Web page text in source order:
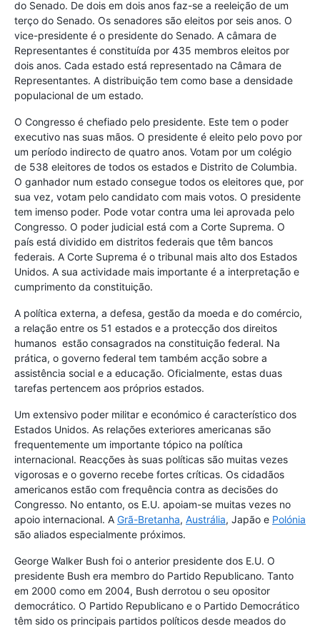
do Senado. De dois em dois anos faz-se a reeleição de um
terço do Senado. Os senadores são eleitos por seis anos. O
vice-presidente é o presidente do Senado. A câmara de
Representantes é constituída por 435 membros eleitos por
dois anos. Cada estado está representado na Câmara de
Representantes. A distribuição tem como base a densidade
populacional de um estado.
O Congresso é chefiado pelo presidente. Este tem o poder
executivo nas suas mãos. O presidente é eleito pelo povo por
um período indirecto de quatro anos. Votam por um colégio
de 538 eleitores de todos os estados e Distrito de Columbia.
O ganhador num estado consegue todos os eleitores que, por
sua vez, votam pelo candidato com mais votos. O presidente
tem imenso poder. Pode votar contra uma lei aprovada pelo
Congresso. O poder judicial está com a Corte Suprema. O
país está dividido em distritos federais que têm bancos
federais. A Corte Suprema é o tribunal mais alto dos Estados
Unidos. A sua actividade mais importante é a interpretação e
cumprimento da constituição.
A política externa, a defesa, gestão da moeda e do comércio,
a relação entre os 51 estados e a protecção dos direitos
humanos estão consagrados na constituição federal. Na
prática, o governo federal tem também acção sobre a
assistência social e a educação. Oficialmente, estas duas
tarefas pertencem aos próprios estados.
Um extensivo poder militar e económico é característico dos
Estados Unidos. As relações exteriores americanas são
frequentemente um importante tópico na política
internacional. Reacções às suas políticas são muitas vezes
vigorosas e o governo recebe fortes críticas. Os cidadãos
americanos estão com frequência contra as decisões do
Congresso. No entanto, os E.U. apoiam-se muitas vezes no
apoio internacional. A Grã-Bretanha, Austrália, Japão e Polónia
são aliados especialmente próximos.
George Walker Bush foi o anterior presidente dos E.U. O
presidente Bush era membro do Partido Republicano. Tanto
em 2000 como em 2004, Bush derrotou o seu opositor
democrático. O Partido Republicano e o Partido Democrático
têm sido os principais partidos políticos desde meados do